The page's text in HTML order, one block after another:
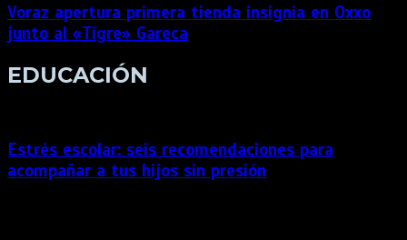
Voraz apertura primera tienda insignia en Oxxo
junto al «Tigre» Gareca
EDUCACIÓN
Estrés escolar: seis recomendaciones para
acompañar a tus hijos sin presión